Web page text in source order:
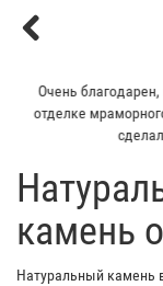
Мой отец
всего
камень
Натуральный камень